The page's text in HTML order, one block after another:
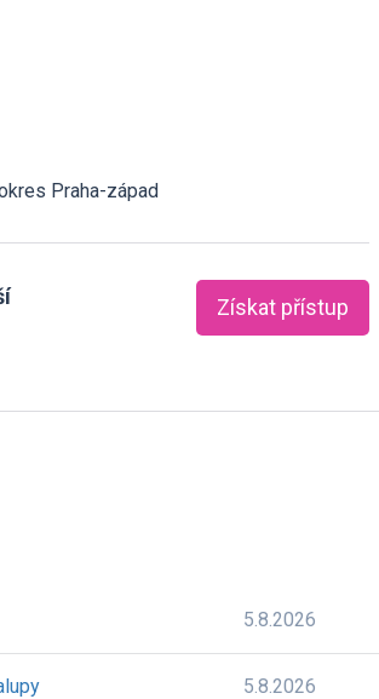
Praha-západ
Získat přístup
5.8.2026
5.8.2026